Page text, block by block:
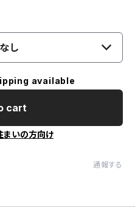
し
available
cart
まいの方向け
通報する